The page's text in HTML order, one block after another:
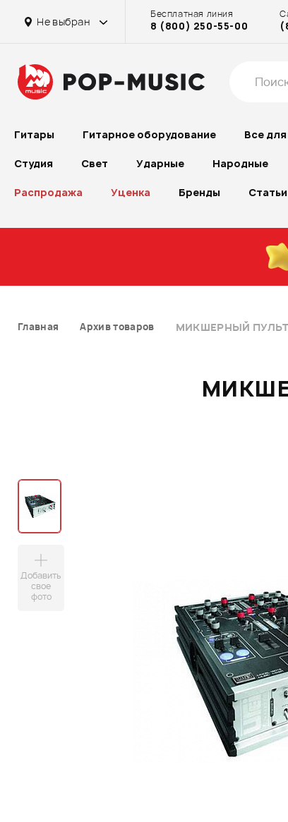
Не выбран
Бесплатная линия
8 (800) 250-55-00
Гитары Гитарное оборудование Все для
Студия Свет Ударные Народные
Распродажа Уценка Бренды Статьи
Главная Архив товаров МИКШЕРНЫЙ ПУЛЬТ
Добавить
свое
фото